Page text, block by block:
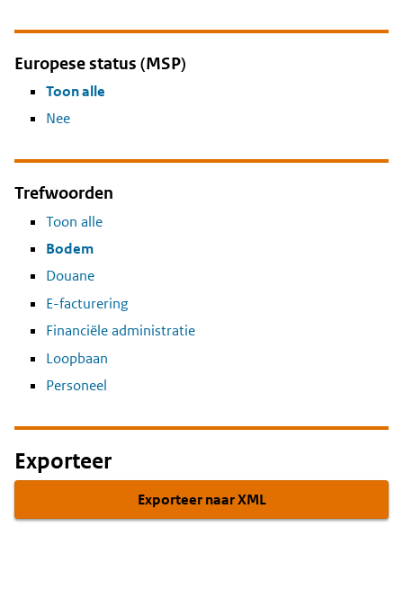
Europese status (MSP)
Toon alle
Nee
Trefwoorden
Toon alle
Bodem
Douane
E-facturering
Financiële administratie
Loopbaan
Personeel
Exporteer
Exporteer naar XML